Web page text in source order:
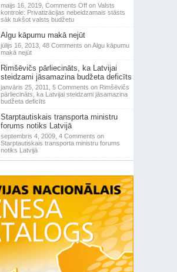
maijs 16, 2019, Comments Offon Valsts
kontrole: Privatizācijas nebeidzamais stāsts
sāk tukšot valsts budžetu
Algu kāpumu makā nejūt
jūlijs 16, 2013, 48 Comments on Algu kāpumu
makā nejūt
Rimšēvičs pārliecināts, ka Latvijai
steidzami jāsamazina budžeta deficīts
janvāris 25, 2011, 5 Comments on Rimšēvičs
pārliecināts, ka Latvijai steidzami jāsamazina
budžeta deficīts
Starptautiskais transporta ministru
forums notiks Latvijā
septembris 4, 2009, 4 Comments on
Starptautiskais transporta ministru forums
notiks Latvijā